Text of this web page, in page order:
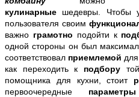
кулинарные шедевры. Чтобы
пользователя своим
важно грамотно подойти к
одной стороны он был
соответствовал приемлемой
как переходить к подбору
помощника для кухни, стоит
первоочередные